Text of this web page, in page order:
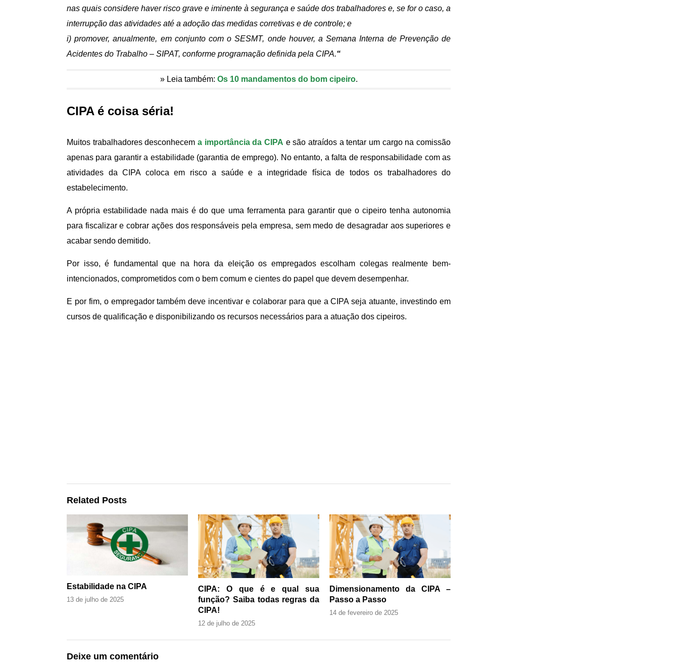
nas quais considere haver risco grave e iminente à segurança e saúde dos trabalhadores e, se for o caso, a
interrupção das atividades até a adoção das medidas corretivas e de controle; e
i) promover, anualmente, em conjunto com o SESMT, onde houver, a Semana Interna de Prevenção de
Acidentes do Trabalho – SIPAT, conforme programação definida pela CIPA.“
» Leia também: Os 10 mandamentos do bom cipeiro.
CIPA é coisa séria!
Muitos trabalhadores desconhecem a importância da CIPA e são atraídos a tentar um cargo na comissão
apenas para garantir a estabilidade (garantia de emprego). No entanto, a falta de responsabilidade com as
atividades da CIPA coloca em risco a saúde e a integridade física de todos os trabalhadores do
estabelecimento.
A própria estabilidade nada mais é do que uma ferramenta para garantir que o cipeiro tenha autonomia
para fiscalizar e cobrar ações dos responsáveis pela empresa, sem medo de desagradar aos superiores e
acabar sendo demitido.
Por isso, é fundamental que na hora da eleição os empregados escolham colegas realmente bem-
intencionados, comprometidos com o bem comum e cientes do papel que devem desempenhar.
E por fim, o empregador também deve incentivar e colaborar para que a CIPA seja atuante, investindo em
cursos de qualificação e disponibilizando os recursos necessários para a atuação dos cipeiros.
Related Posts
Estabilidade na CIPA
13 de julho de 2025
CIPA: O que é e qual sua
função? Saiba todas regras da
CIPA!
12 de julho de 2025
Dimensionamento da CIPA –
Passo a Passo
14 de fevereiro de 2025
Deixe um comentário